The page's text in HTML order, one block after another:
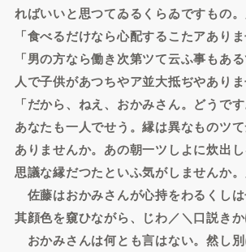
ればいいと思つてゐるくらゐですもの。
「食べるだけなら心配するこたアありま
「男の方なら働き次第ツて云ふ事もあ
人で子供があつちやア並大抵ぢやありま
「だから、ねえ、おかみさん。どうで
あなたも一人でせう。縁は異なものツ
ありませんか。あの朝一ツしよに炊出
思議な縁だつたといふ気がしませんか。
佐藤はおかみさんが心持をわるくし
其顔色を窺ひながら、じわ／＼口説きか
おかみさんは何とも言はない。然し別